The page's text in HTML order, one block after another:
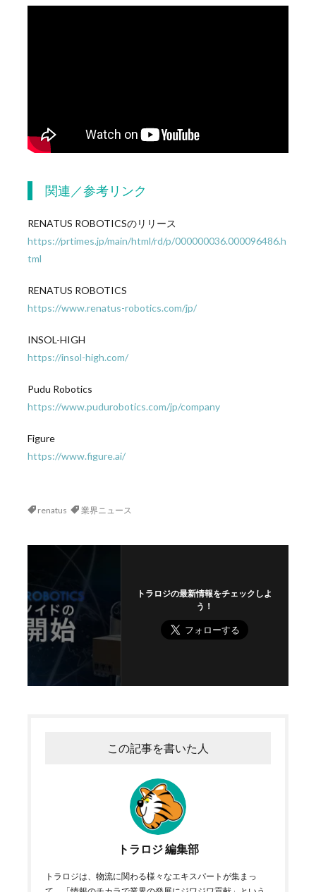
関連／参考リンク
RENATUS ROBOTICSのリリース
https://prtimes.jp/main/html/rd/p/000000036.000096486.h
tml
RENATUS ROBOTICS
https://www.renatus-robotics.com/jp/
INSOL-HIGH
https://insol-high.com/
Pudu Robotics
https://www.pudurobotics.com/jp/company
Figure
https://www.figure.ai/
renatus 業界ニュース
トラロジの最新情報をチェックしよ
う！
この記事を書いた人
トラロジ 編集部
トラロジは、物流に関わる様々なエキスパートが集まっ